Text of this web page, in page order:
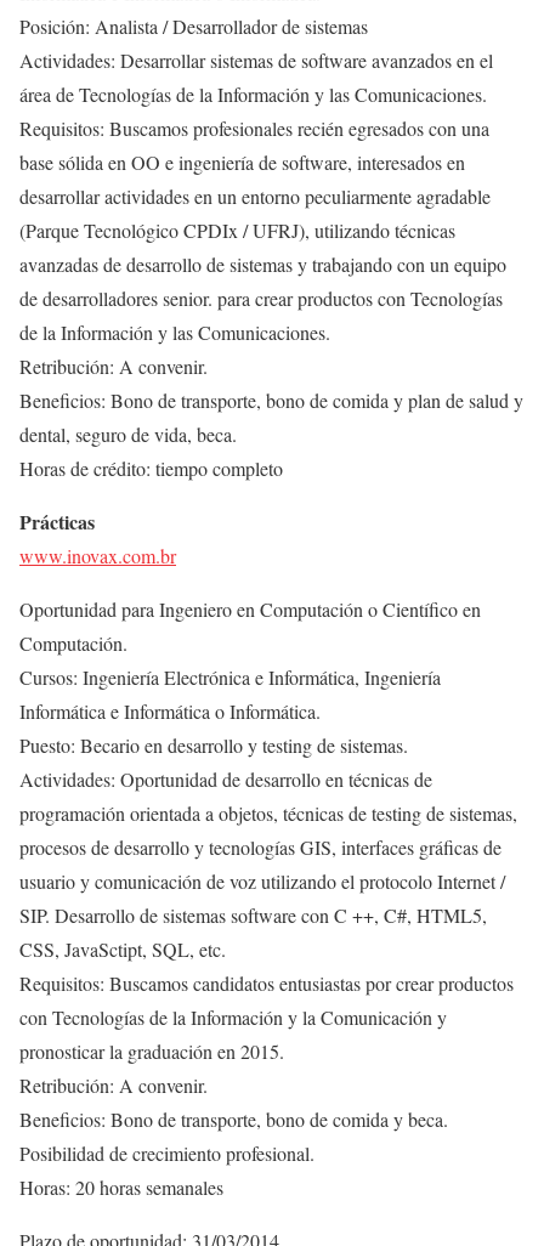
Posición: Analista / Desarrollador de sistemas
Actividades: Desarrollar sistemas de software avanzados en el
área de Tecnologías de la Información y las Comunicaciones.
Requisitos: Buscamos profesionales recién egresados con una
base sólida en OO e ingeniería de software, interesados en
desarrollar actividades en un entorno peculiarmente agradable
(Parque Tecnológico CPDIx / UFRJ), utilizando técnicas
avanzadas de desarrollo de sistemas y trabajando con un equipo
de desarrolladores senior. para crear productos con Tecnologías
de la Información y las Comunicaciones.
Retribución: A convenir.
Beneficios: Bono de transporte, bono de comida y plan de salud y
dental, seguro de vida, beca.
Horas de crédito: tiempo completo
Prácticas
www.inovax.com.br
Oportunidad para Ingeniero en Computación o Científico en
Computación.
Cursos: Ingeniería Electrónica e Informática, Ingeniería
Informática e Informática o Informática.
Puesto: Becario en desarrollo y testing de sistemas.
Actividades: Oportunidad de desarrollo en técnicas de
programación orientada a objetos, técnicas de testing de sistemas,
procesos de desarrollo y tecnologías GIS, interfaces gráficas de
usuario y comunicación de voz utilizando el protocolo Internet /
SIP. Desarrollo de sistemas software con C ++, C#, HTML5,
CSS, JavaSctipt, SQL, etc.
Requisitos: Buscamos candidatos entusiastas por crear productos
con Tecnologías de la Información y la Comunicación y
pronosticar la graduación en 2015.
Retribución: A convenir.
Beneficios: Bono de transporte, bono de comida y beca.
Posibilidad de crecimiento profesional.
Horas: 20 horas semanales
Plazo de oportunidad: 31/03/2014